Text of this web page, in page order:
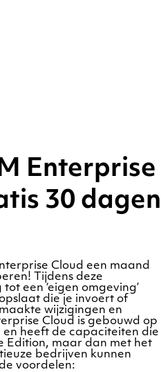
Enterprise
30 dagen
Cloud een maand
Tijdens deze
een ‘eigen omgeving’
die je invoert of
wijzigingen en
Cloud is gebouwd op
heeft de capaciteiten die
Edition, maar dan met het
bedrijven kunnen
voordelen: